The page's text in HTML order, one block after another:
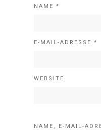
NAME *
E-MAIL-ADRESSE *
WEBSITE
NAME, E-MAIL-